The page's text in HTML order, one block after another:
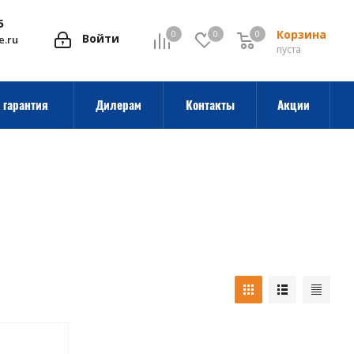
0 0 Корзина
0
пуста
0
Войти
Дилерам Контакты Акции